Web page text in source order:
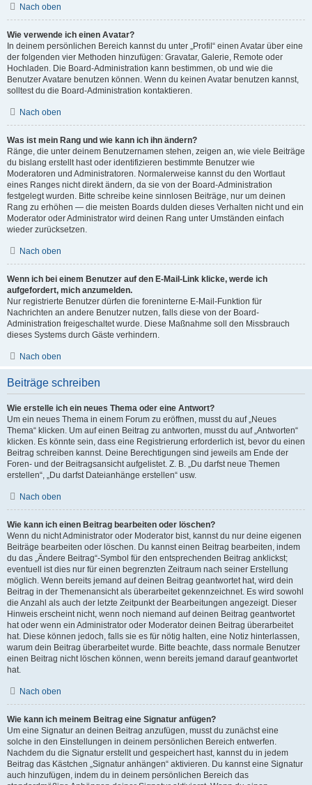
Nach oben
Wie verwende ich einen Avatar?
In deinem persönlichen Bereich kannst du unter „Profil“ einen Avatar über eine
der folgenden vier Methoden hinzufügen: Gravatar, Galerie, Remote oder
Hochladen. Die Board-Administration kann bestimmen, ob und wie die
Benutzer Avatare benutzen können. Wenn du keinen Avatar benutzen kannst,
solltest du die Board-Administration kontaktieren.
Nach oben
Was ist mein Rang und wie kann ich ihn ändern?
Ränge, die unter deinem Benutzernamen stehen, zeigen an, wie viele Beiträge
du bislang erstellt hast oder identifizieren bestimmte Benutzer wie
Moderatoren und Administratoren. Normalerweise kannst du den Wortlaut
eines Ranges nicht direkt ändern, da sie von der Board-Administration
festgelegt wurden. Bitte schreibe keine sinnlosen Beiträge, nur um deinen
Rang zu erhöhen — die meisten Boards dulden dieses Verhalten nicht und ein
Moderator oder Administrator wird deinen Rang unter Umständen einfach
wieder zurücksetzen.
Nach oben
Wenn ich bei einem Benutzer auf den E-Mail-Link klicke, werde ich
aufgefordert, mich anzumelden.
Nur registrierte Benutzer dürfen die foreninterne E-Mail-Funktion für
Nachrichten an andere Benutzer nutzen, falls diese von der Board-
Administration freigeschaltet wurde. Diese Maßnahme soll den Missbrauch
dieses Systems durch Gäste verhindern.
Nach oben
Beiträge schreiben
Wie erstelle ich ein neues Thema oder eine Antwort?
Um ein neues Thema in einem Forum zu eröffnen, musst du auf „Neues
Thema“ klicken. Um auf einen Beitrag zu antworten, musst du auf „Antworten“
klicken. Es könnte sein, dass eine Registrierung erforderlich ist, bevor du einen
Beitrag schreiben kannst. Deine Berechtigungen sind jeweils am Ende der
Foren- und der Beitragsansicht aufgelistet. Z. B. „Du darfst neue Themen
erstellen“, „Du darfst Dateianhänge erstellen“ usw.
Nach oben
Wie kann ich einen Beitrag bearbeiten oder löschen?
Wenn du nicht Administrator oder Moderator bist, kannst du nur deine eigenen
Beiträge bearbeiten oder löschen. Du kannst einen Beitrag bearbeiten, indem
du das „Ändere Beitrag“-Symbol für den entsprechenden Beitrag anklickst;
eventuell ist dies nur für einen begrenzten Zeitraum nach seiner Erstellung
möglich. Wenn bereits jemand auf deinen Beitrag geantwortet hat, wird dein
Beitrag in der Themenansicht als überarbeitet gekennzeichnet. Es wird sowohl
die Anzahl als auch der letzte Zeitpunkt der Bearbeitungen angezeigt. Dieser
Hinweis erscheint nicht, wenn noch niemand auf deinen Beitrag geantwortet
hat oder wenn ein Administrator oder Moderator deinen Beitrag überarbeitet
hat. Diese können jedoch, falls sie es für nötig halten, eine Notiz hinterlassen,
warum dein Beitrag überarbeitet wurde. Bitte beachte, dass normale Benutzer
einen Beitrag nicht löschen können, wenn bereits jemand darauf geantwortet
hat.
Nach oben
Wie kann ich meinem Beitrag eine Signatur anfügen?
Um eine Signatur an deinen Beitrag anzufügen, musst du zunächst eine
solche in den Einstellungen in deinem persönlichen Bereich entwerfen.
Nachdem du die Signatur erstellt und gespeichert hast, kannst du in jedem
Beitrag das Kästchen „Signatur anhängen“ aktivieren. Du kannst eine Signatur
auch hinzufügen, indem du in deinem persönlichen Bereich das